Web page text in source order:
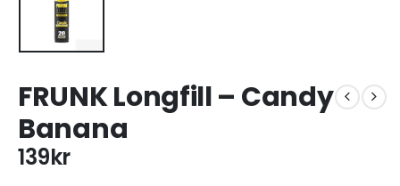
FRUNK Longfill – Candy
Banana
139kr